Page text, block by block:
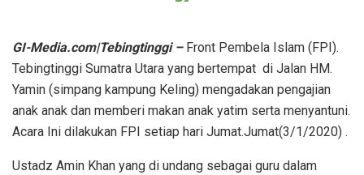
GI-Media.com|Tebingtinggi – Front Pembela Islam (FPI).
Tebingtinggi Sumatra Utara yang bertempat di Jalan HM.
Yamin (simpang kampung Keling) mengadakan pengajian
anak anak dan memberi makan anak yatim serta menyantuni.
Acara Ini dilakukan FPI setiap hari Jumat.Jumat(3/1/2020) .
Ustadz Amin Khan yang di undang sebagai guru dalam